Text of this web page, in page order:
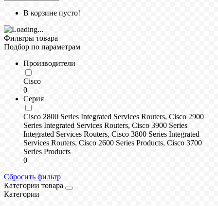
В корзине пусто!
Фильтры товара
Подбор по параметрам
Производители
Cisco
0
Серия
Cisco 2800 Series Integrated Services Routers, Cisco 2900
Series Integrated Services Routers, Cisco 3900 Series
Integrated Services Routers, Cisco 3800 Series Integrated
Services Routers, Cisco 2600 Series Products, Cisco 3700
Series Products
0
Сбросить фильтр
Категории товара
Категории